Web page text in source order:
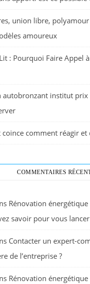
union libre,
amoureux
: Pourquoi Faire Appel
autobronzant institut prix
comment réagir et
COMMENTAIRES
Rénovation
savoir pour vous lancer
Contacter un expert-
de l’entreprise ?
Rénovation